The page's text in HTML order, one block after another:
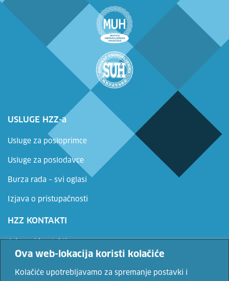
Ova web-lokacija koristi kolačiće
Kolačiće upotrebljavamo za spremanje postavki i
USLUGE HZZ-a
Usluge za posloprimce
Usluge za poslodavce
Burza rada – svi oglasi
Izjava o pristupačnosti
HZZ KONTAKTI
Adrese i kontakti